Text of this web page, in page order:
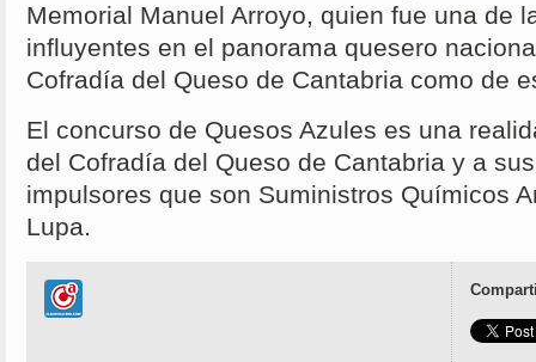
Memorial Manuel Arroyo, quien fue una de
influyentes en el panorama quesero
Cofradía del Queso de Cantabria como de
El concurso de Quesos Azules es una
del Cofradía del Queso de Cantabria y a
impulsores que son Suministros Químicos
Lupa.